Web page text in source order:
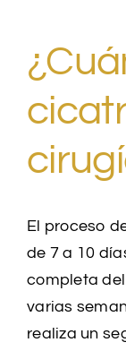
El proceso
de 7 a 10
completa
varias
realiza un